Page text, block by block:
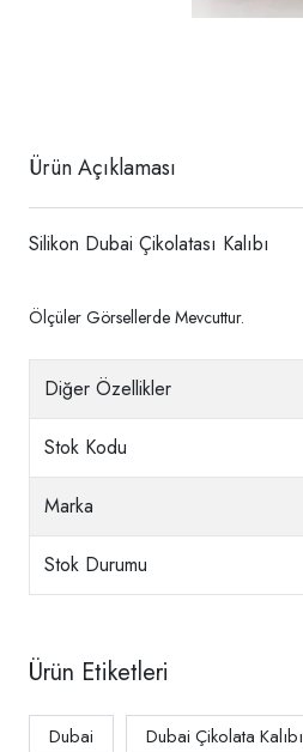
Ürün Açıklaması
Silikon Dubai Çikolatası Kalıbı
Ölçüler Görsellerde Mevcuttur.
Diğer Özellikler
Stok Kodu
Marka
Stok Durumu
Ürün Etiketleri
Dubai Dubai Çikolata Kalıbı